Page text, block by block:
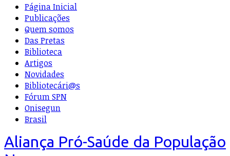
Página Inicial
Publicações
Quem somos
Das Pretas
Biblioteca
Artigos
Novidades
Bibliotecári@s
Fórum SPN
Onisegun
Brasil
Aliança Pró-Saúde da População